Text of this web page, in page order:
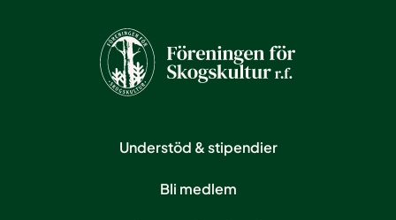
Understöd & stipendier
Bli medlem